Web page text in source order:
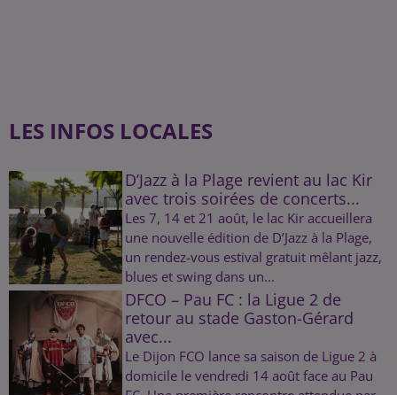
LES INFOS LOCALES
D’Jazz à la Plage revient au lac Kir
avec trois soirées de concerts...
Les 7, 14 et 21 août, le lac Kir accueillera
une nouvelle édition de D’Jazz à la Plage,
un rendez-vous estival gratuit mêlant jazz,
blues et swing dans un...
DFCO – Pau FC : la Ligue 2 de
retour au stade Gaston-Gérard
avec...
Le Dijon FCO lance sa saison de Ligue 2 à
domicile le vendredi 14 août face au Pau